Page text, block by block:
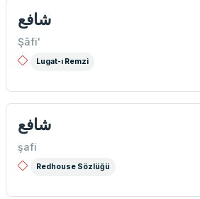
شافع
Şâfi'
Lugat-ı Remzi
شافع
şafi
Redhouse Sözlüğü